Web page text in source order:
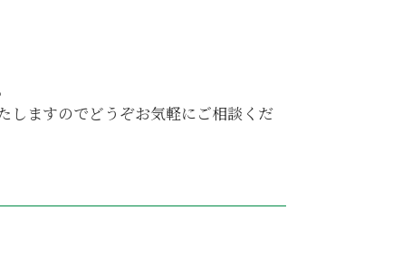
しますのでどうぞお気軽にご相談くだ